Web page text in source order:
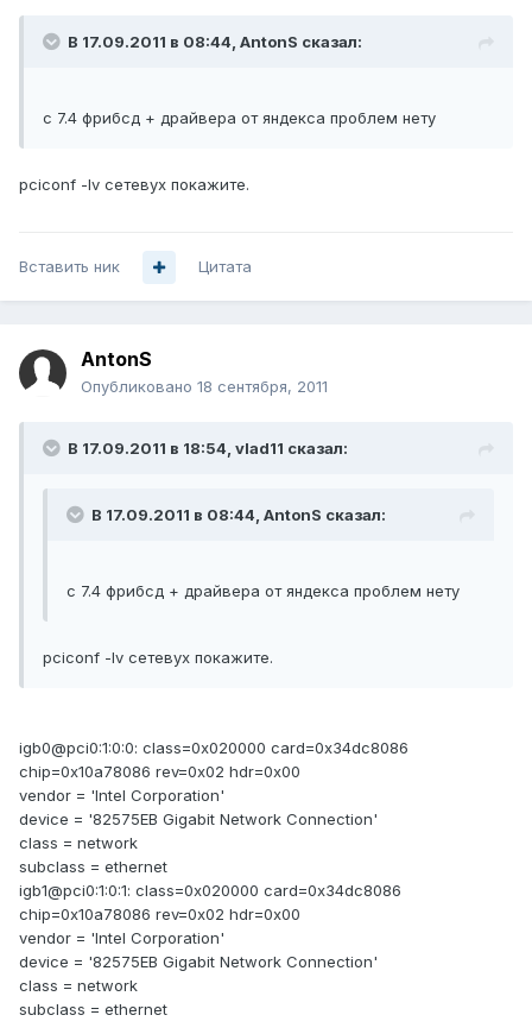
В 17.09.2011 в 08:44, AntonS сказал:
с 7.4 фрибсд + драйвера от яндекса проблем нету
pciconf -lv сетевух покажите.
Вставить ник Цитата
AntonS
Опубликовано 18 сентября, 2011
В 17.09.2011 в 18:54, vlad11 сказал:
В 17.09.2011 в 08:44, AntonS сказал:
с 7.4 фрибсд + драйвера от яндекса проблем нету
pciconf -lv сетевух покажите.
igb0@pci0:1:0:0: class=0x020000 card=0x34dc8086
chip=0x10a78086 rev=0x02 hdr=0x00
vendor = 'Intel Corporation'
device = '82575EB Gigabit Network Connection'
class = network
subclass = ethernet
igb1@pci0:1:0:1: class=0x020000 card=0x34dc8086
chip=0x10a78086 rev=0x02 hdr=0x00
vendor = 'Intel Corporation'
device = '82575EB Gigabit Network Connection'
class = network
subclass = ethernet